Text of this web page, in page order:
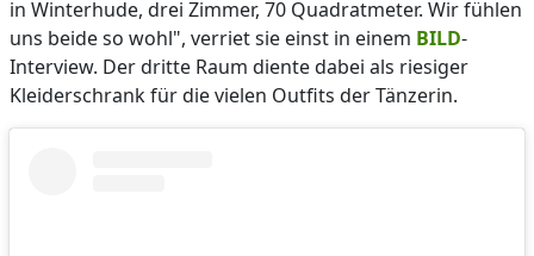
in Winterhude, drei Zimmer, 70 Quadratmeter. Wir fühlen
uns beide so wohl", verriet sie einst in einem BILD-
Interview. Der dritte Raum diente dabei als riesiger
Kleiderschrank für die vielen Outfits der Tänzerin.